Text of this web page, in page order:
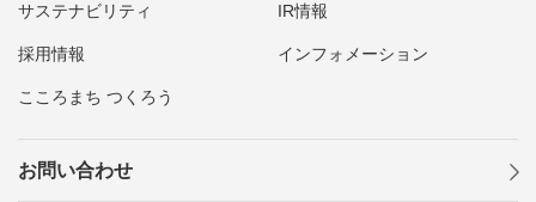
サステナビリティ IR情報
採用情報 インフォメーション
こころまち つくろう
お問い合わせ